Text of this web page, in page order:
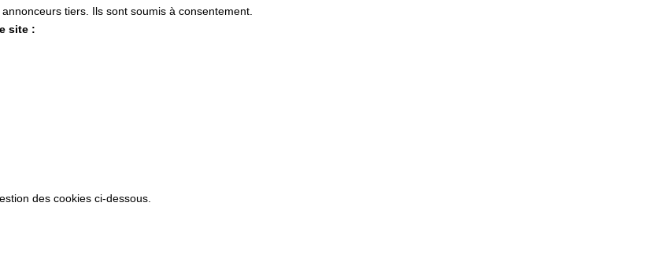
tiers. Ils sont soumis à consentement.
site :
des cookies ci-dessous.